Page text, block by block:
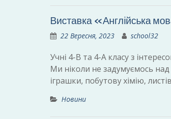
Виставка «Англійська
22 Вересня, 2023 school32
Учні 4-В та 4-А класу з
Ми ніколи не задумуємось
іграшки, побутову хімію,
Новини